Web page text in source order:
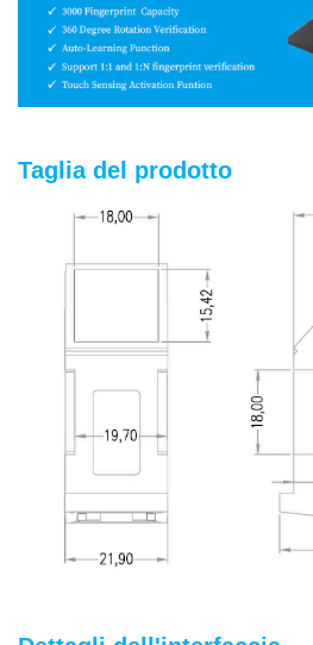
Taglia del prodotto